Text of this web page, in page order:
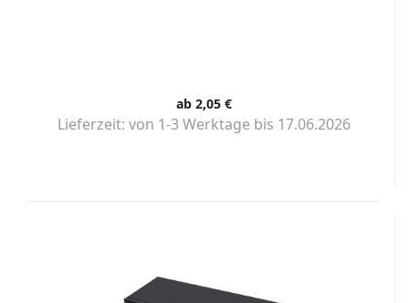
ab 2,05 €
Lieferzeit: von 1-3 Werktage bis 17.06.2026